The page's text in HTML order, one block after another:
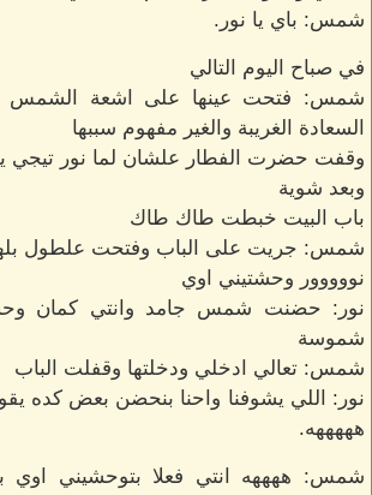
شمس: باي يا نور.
في صباح اليوم التالي
شمس: فتحت عينها على اشعة الشمس
السعادة الغريبة والغير مفهوم سببها
وقفت حضرت الفطار علشان لما نور تيجي
وبعد شوية
باب البيت خبطت طاك طاك
شمس: جريت على الباب وفتحت علطول
نووووور وحشتيني اوي
نور: حضنت شمس جامد وانتي كمان
شموسة
شمس: تعالي ادخلي ودخلتها وقفلت الباب
نور: اللي يشوفنا واحنا بنحضن بعض كده
هههههه.
شمس: ههههه انتي فعلا بتوحشيني اوي